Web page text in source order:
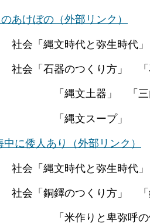
あけぼの （外部リンク）
会「縄文時代と弥生時代」
会「石器のつくり方」 「
「三内丸山遺跡」
スープ」
中に倭人あり （外部リンク）
会「縄文時代と弥生時代」
会「銅鐸のつくり方」 「
卑弥呼の伝説 めざ